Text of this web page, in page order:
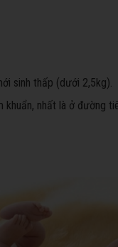
sinh thấp (dưới 2,5kg).
khuẩn, nhất là ở đường